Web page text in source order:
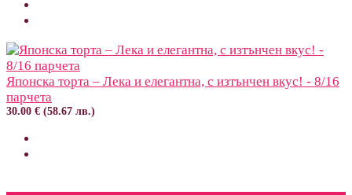
Японска торта – Лека и елегантна, с изтънчен вкус! - 8/16
парчета
30.00 € (58.67 лв.)